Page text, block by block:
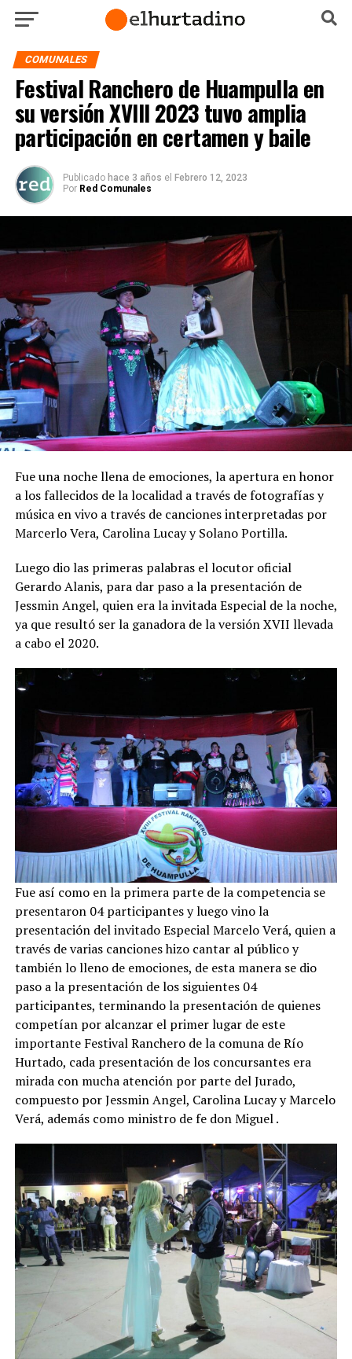
COMUNALES
Festival Ranchero de Huampulla en
su versión XVIII 2023 tuvo amplia
participación en certamen y baile
Publicado hace 3 años el Febrero 12, 2023
Por Red Comunales
Fue una noche llena de emociones, la apertura en honor
a los fallecidos de la localidad a través de fotografías y
música en vivo a través de canciones interpretadas por
Marcerlo Vera, Carolina Lucay y Solano Portilla.
Luego dio las primeras palabras el locutor oficial
Gerardo Alanis, para dar paso a la presentación de
Jessmin Angel, quien era la invitada Especial de la noche,
ya que resultó ser la ganadora de la versión XVII llevada
a cabo el 2020.
Fue así como en la primera parte de la competencia se
presentaron 04 participantes y luego vino la
presentación del invitado Especial Marcelo Verá, quien a
través de varias canciones hizo cantar al público y
también lo lleno de emociones, de esta manera se dio
paso a la presentación de los siguientes 04
participantes, terminando la presentación de quienes
competían por alcanzar el primer lugar de este
importante Festival Ranchero de la comuna de Río
Hurtado, cada presentación de los concursantes era
mirada con mucha atención por parte del Jurado,
compuesto por Jessmin Angel, Carolina Lucay y Marcelo
Verá, además como ministro de fe don Miguel .